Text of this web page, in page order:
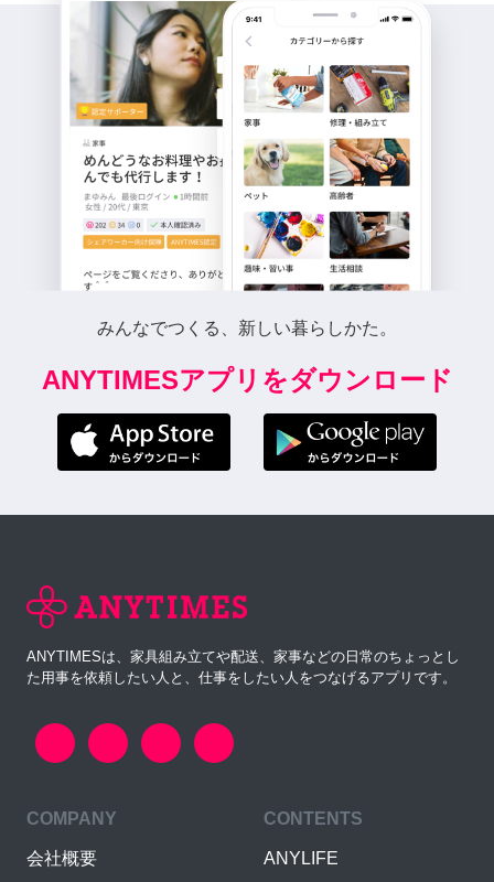
みんなでつくる、新しい暮らしかた。
ANYTIMESアプリをダウンロード
ANYTIMESは、家具組み立てや配送、家事などの日常のちょっとし
た用事を依頼したい人と、仕事をしたい人をつなげるアプリです。
COMPANY
会社概要
CONTENTS
ANYLIFE